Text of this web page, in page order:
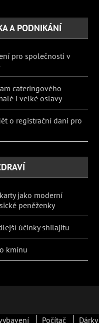
A PODNIKÁNÍ
pro společnosti v
cateringového
i velké oslavy
o registrační dani pro
jako moderní
peněženky
účinky shilajitu
kmínu
Počítač Dárky